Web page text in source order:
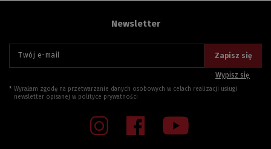
Newsletter
Twój e-mail Zapisz się
Wypisz się
Wyrażam zgodę na przetwarzanie danych osobowych w celach realizacji usługi
newsletter opisanej w polityce prywatności